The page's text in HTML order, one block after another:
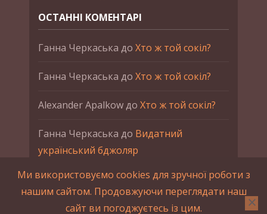
ОСТАННІ КОМЕНТАРІ
Ганна Черкаська до Хто ж той сокіл?
Ганна Черкаська до Хто ж той сокіл?
Alexander Apalkowдо Хто ж той сокіл?
Ганна Черкаська до Видатний
український бджоляр
Ганна ЧеркаськадоПетро Франко
Ми використовуємо cookies для зручної роботи з
нашим сайтом. Продовжуючи переглядати наш
сайт ви погоджуєтесь із цим.